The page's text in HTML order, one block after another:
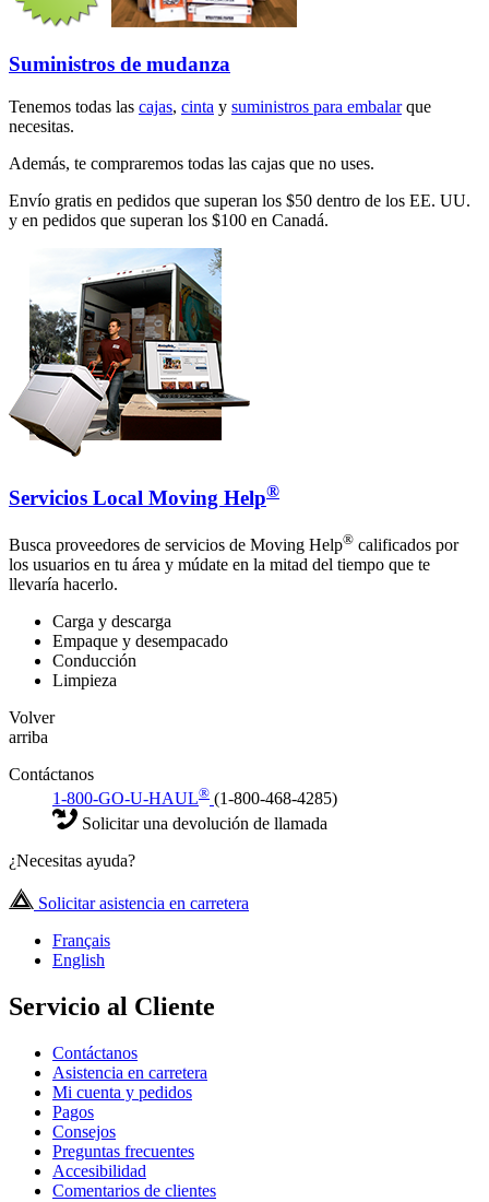
Suministros de mudanza
Tenemos todas las cajas, cinta y suministros para embalarque
necesitas.
Además, te compraremos todas las cajas que no uses.
Envío gratis en pedidos que superan los $50 dentro de los EE. UU.
y en pedidos que superan los $100 en Canadá.
Servicios Local Moving Help®
Busca proveedores de servicios de Moving Help® calificados por
los usuarios en tu área y múdate en la mitad del tiempo que te
llevaría hacerlo.
Carga y descarga
Empaque y desempacado
Conducción
Limpieza
Volver
arriba
Contáctanos
1-800-GO-U-HAUL® (1-800-468-4285)
Solicitar una devolución de llamada
¿Necesitas ayuda?
Solicitar asistencia en carretera
Français
English
Servicio al Cliente
Contáctanos
Asistencia en carretera
Mi cuenta y pedidos
Pagos
Consejos
Preguntas frecuentes
Accesibilidad
Comentarios de clientes